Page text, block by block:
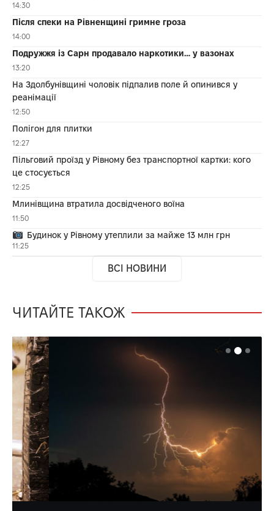
14:30
Після спеки на Рівненщині гримне гроза
14:00
Подружжя із Сарн продавало наркотики… у вазонах
13:20
На Здолбунівщині чоловік підпалив поле й опинився у
реанімації
12:50
Полігон для плитки
12:27
Пільговий проїзд у Рівному без транспортної картки: кого
це стосується
12:25
Млинівщина втратила досвідченого воїна
11:50
Будинок у Рівному утеплили за майже 13 млн грн
11:25
ВСІ НОВИНИ
ЧИТАЙТЕ ТАКОЖ
НОВИНИ